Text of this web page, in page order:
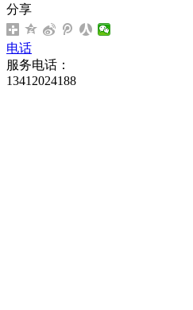
分享
电话
服务电话：
13412024188